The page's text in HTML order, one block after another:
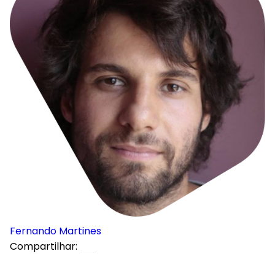
Fernando Martines
Compartilhar: